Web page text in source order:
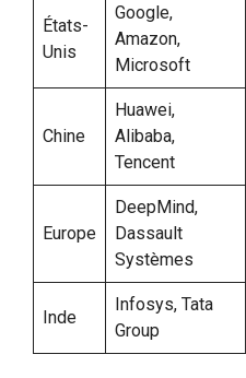
États-
Unis
Google,
Amazon,
Microsoft
Chine
Huawei,
Alibaba,
Tencent
Europe
DeepMind,
Dassault
Systèmes
Inde
Infosys, Tata
Group